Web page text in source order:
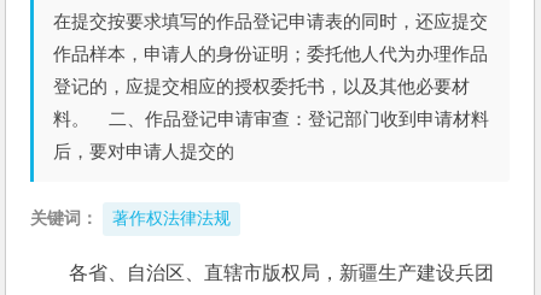
在提交按要求填写的作品登记申请表的同时，还应提交
作品样本，申请人的身份证明；委托他人代为办理作品
登记的，应提交相应的授权委托书，以及其他必要材
料。 二、作品登记申请审查：登记部门收到申请材料
后，要对申请人提交的
关键词： 著作权法律法规
各省、自治区、直辖市版权局，新疆生产建设兵团